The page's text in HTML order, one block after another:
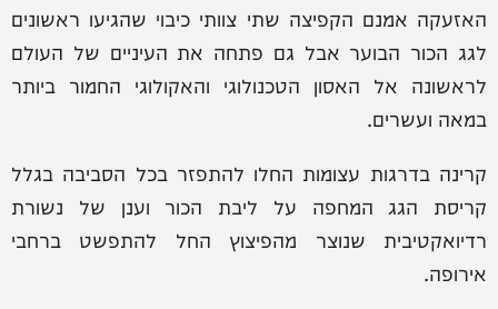
האזעקה אמנם הקפיצה שתי צוותי כיבוי שהגיעו ראשונים
לגג הכור הבוער אבל גם פתחה את העיניים של העולם
לראשונה אל האסון הטכנולוגי והאקולוגי החמור ביותר
במאה ועשרים.
קרינה בדרגות עצומות החלו להתפזר בכל הסביבה בגלל
קריסת הגג המחפה על ליבת הכור וענן של נשורת
רדיואקטיבית שנוצר מהפיצוץ החל להתפשט ברחבי
אירופה.